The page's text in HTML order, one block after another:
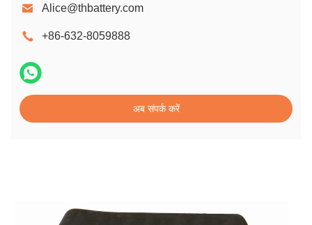
Alice@thbattery.com
+86-632-8059888
अब संपर्क करें